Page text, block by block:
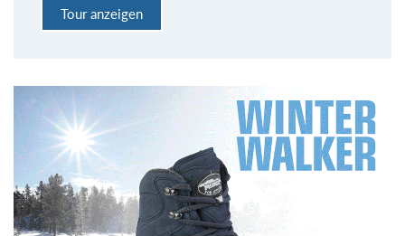
Tour anzeigen